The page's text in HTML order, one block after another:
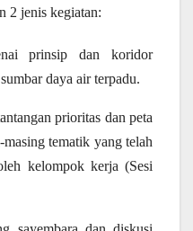
2 jenis kegiatan:
prinsip dan koridor
daya air terpadu.
prioritas dan peta
tematik yang telah
kelompok kerja (Sesi